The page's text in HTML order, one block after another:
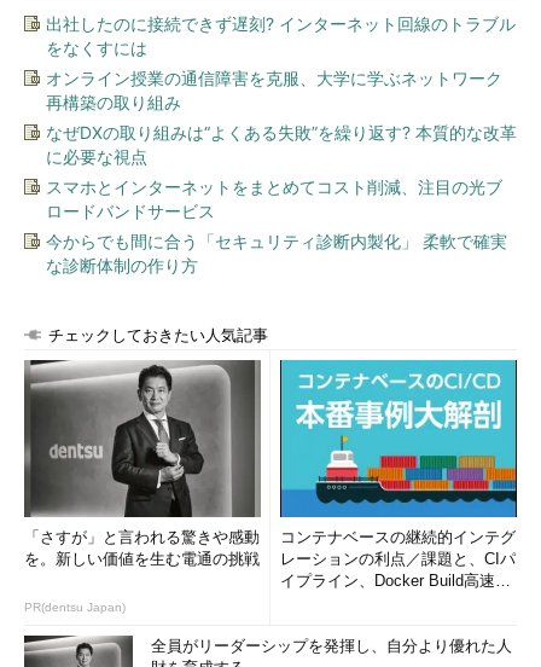
出社したのに接続できず遅刻? インターネット回線のトラブル
をなくすには
オンライン授業の通信障害を克服、大学に学ぶネットワーク
再構築の取り組み
なぜDXの取り組みは“よくある失敗”を繰り返す? 本質的な改革
に必要な視点
スマホとインターネットをまとめてコスト削減、注目の光ブ
ロードバンドサービス
今からでも間に合う「セキュリティ診断内製化」 柔軟で確実
な診断体制の作り方
チェックしておきたい人気記事
「さすが」と言われる驚きや感動
を。新しい価値を生む電通の挑戦
PR(dentsu Japan)
コンテナベースの継続的インテグ
レーションの利点／課題と、CIパ
イプライン、Docker Build高速化
全員がリーダーシップを発揮し、自分より優れた人